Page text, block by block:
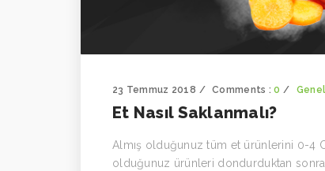
23 Temmuz 2018 Comments :0 Genel
Et Nasıl Saklanmalı?
Almış olduğunuz tüm et ürünlerini 0-4
olduğunuz ürünleri dondurduktan